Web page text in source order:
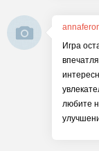
Игра
любите